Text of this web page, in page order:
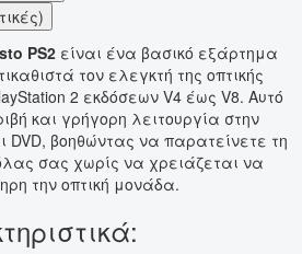
PS2 είναι ένα βασικό εξάρτημα
τον ελεγκτή της οπτικής
2 εκδόσεων V4 έως V8. Αυτό
και γρήγορη λειτουργία στην
DVD, βοηθώντας να παρατείνετε τη
σας χωρίς να χρειάζεται να
την οπτική μονάδα.